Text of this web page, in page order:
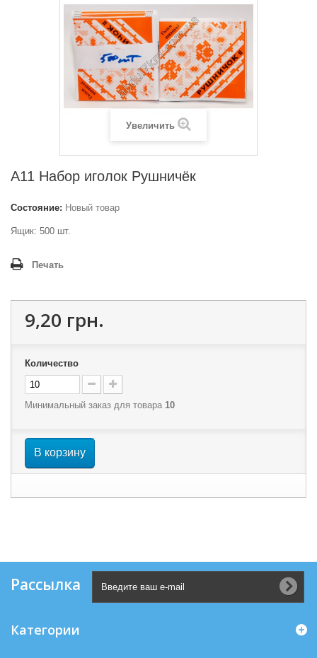
Увеличить
A11 Набор иголок Рушничёк
Состояние: Новый товар
Ящик: 500 шт.
Печать
9,20 грн.
Количество
Минимальный заказ для товара 10
В корзину
Рассылка
Категории